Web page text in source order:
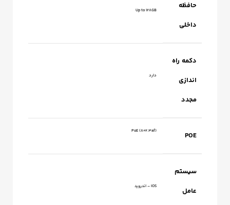
حافظه
داخلی
Up to 128GB
دکمه راه
اندازی
مجدد
دارد
POE
PoE (802.3af)
سیستم
عامل
IOS – اندروید